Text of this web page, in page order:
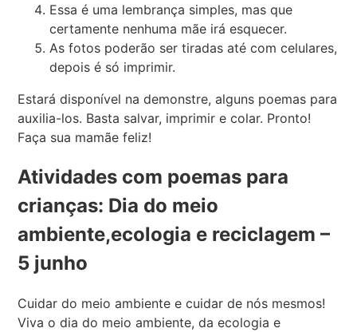
Essa é uma lembrança simples, mas que
certamente nenhuma mãe irá esquecer.
As fotos poderão ser tiradas até com celulares,
depois é só imprimir.
Estará disponível na demonstre, alguns poemas para
auxilia-los. Basta salvar, imprimir e colar. Pronto!
Faça sua mamãe feliz!
Atividades com poemas para
crianças: Dia do meio
ambiente,ecologia e reciclagem –
5 junho
Cuidar do meio ambiente e cuidar de nós mesmos!
Viva o dia do meio ambiente, da ecologia e